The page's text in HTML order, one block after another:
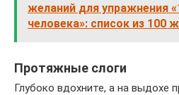
желаний для упражнения
человека»: список из 100
Протяжные слоги
Глубоко вдохните, а на выдохе